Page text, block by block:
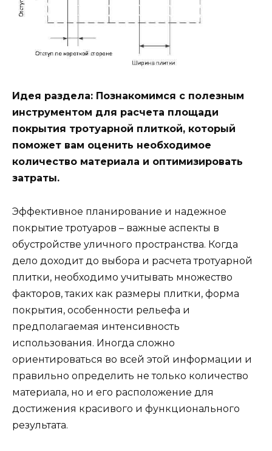
Идея раздела: Познакомимся с полезным
инструментом для расчета площади
покрытия тротуарной плиткой, который
поможет вам оценить необходимое
количество материала и оптимизировать
затраты.
Эффективное планирование и надежное
покрытие тротуаров – важные аспекты в
обустройстве уличного пространства. Когда
дело доходит до выбора и расчета тротуарной
плитки, необходимо учитывать множество
факторов, таких как размеры плитки, форма
покрытия, особенности рельефа и
предполагаемая интенсивность
использования. Иногда сложно
ориентироваться во всей этой информации и
правильно определить не только количество
материала, но и его расположение для
достижения красивого и функционального
результата.